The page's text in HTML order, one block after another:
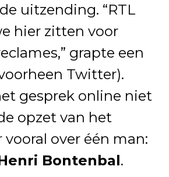
uitzending. “RTL
hier zitten voor
grapte een
Twitter).
gesprek online niet
opzet van het
over één man:
Bontenbal.